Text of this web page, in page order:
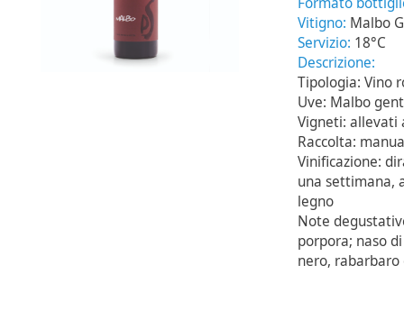
Vitigno: Malbo
Servizio: 18°C
Descrizione:
Tipologia: Vino
Uve: Malbo
Vigneti: allevati
Raccolta:
Vinificazione:
una settimana,
legno
Note
porpora; naso
nero,